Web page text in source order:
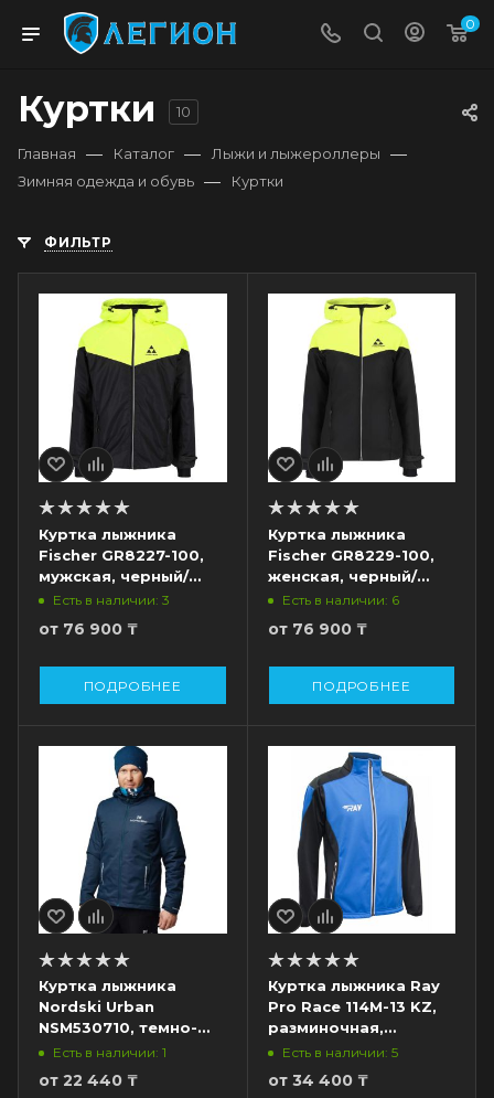
0
Куртки 10
Главная — Каталог — Лыжи и лыжероллеры —
Зимняя одежда и обувь — Куртки
ФИЛЬТР
Куртка лыжника
Fischer GR8227-100,
мужская, черный/
салатовый
Есть в наличии: 3
от 76 900 ₸
ПОДРОБНЕЕ
Куртка лыжника
Fischer GR8229-100,
женская, черный/
салатовый
Есть в наличии: 6
от 76 900 ₸
ПОДРОБНЕЕ
Куртка лыжника
Nordski Urban
NSM530710, темно-
синий
Есть в наличии: 1
от 22 440 ₸
Куртка лыжника Ray
Pro Race 114M-13 KZ,
разминочная,
черный/синий
Есть в наличии: 5
от 34 400 ₸